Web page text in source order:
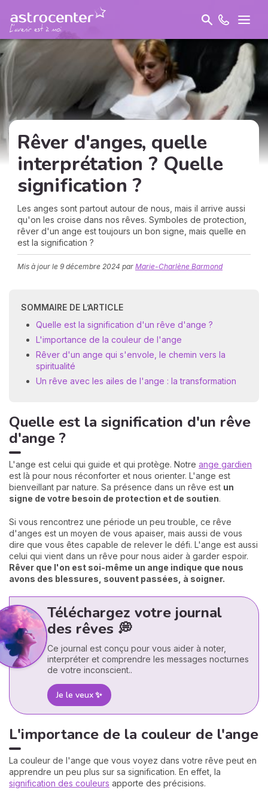
Rêver d'anges, quelle
interprétation ? Quelle
signification ?
Les anges sont partout autour de nous, mais il arrive aussi
qu'on les croise dans nos rêves. Symboles de protection,
rêver d'un ange est toujours un bon signe, mais quelle en
est la signification ?
Mis à jour le 9 décembre 2024 par Marie-Charlène Barmond
SOMMAIRE DE L’ARTICLE
Quelle est la signification d'un rêve d'ange ?
L'importance de la couleur de l'ange
Rêver d'un ange qui s'envole, le chemin vers la
spiritualité
Un rêve avec les ailes de l'ange : la transformation
Quelle est la signification d'un rêve
d'ange ?
L'ange est celui qui guide et qui protège. Notre ange gardien
est là pour nous réconforter et nous orienter. L'ange est
bienveillant par nature. Sa présence dans un rêve est un
signe de votre besoin de protection et de soutien.
Si vous rencontrez une période un peu trouble, ce rêve
d'anges est un moyen de vous apaiser, mais aussi de vous
dire que vous êtes capable de relever le défi. L'ange est aussi
celui qui vient dans un rêve pour nous aider à garder espoir.
Rêver que l'on est soi-même un ange indique que nous
avons des blessures, souvent passées, à soigner.
Téléchargez votre journal
des rêves 💭
Ce journal est conçu pour vous aider à noter,
interpréter et comprendre les messages nocturnes
de votre inconscient..
Je le veux ✨
L'importance de la couleur de l'ange
La couleur de l'ange que vous voyez dans votre rêve peut en
apprendre un peu plus sur sa signification. En effet, la
signification des couleurs apporte des précisions.